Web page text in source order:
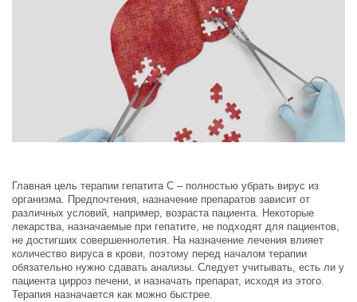
Главная цель терапии гепатита С – полностью убрать вирус из
организма. Предпочтения, назначение препаратов зависит от
различных условий, например, возраста пациента. Некоторые
лекарства, назначаемые при гепатите, не подходят для пациентов,
не достигших совершеннолетия. На назначение лечения влияет
количество вируса в крови, поэтому перед началом терапии
обязательно нужно сдавать анализы. Следует учитывать, есть ли у
пациента цирроз печени, и назначать препарат, исходя из этого.
Терапия назначается как можно быстрее.